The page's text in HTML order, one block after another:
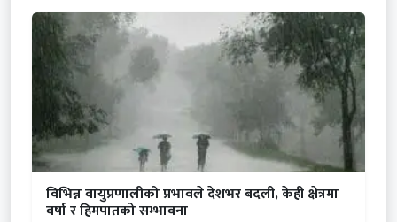
विभिन्न वायुप्रणालीको प्रभावले देशभर बदली, केही क्षेत्रमा
वर्षा र हिमपातको सम्भावना